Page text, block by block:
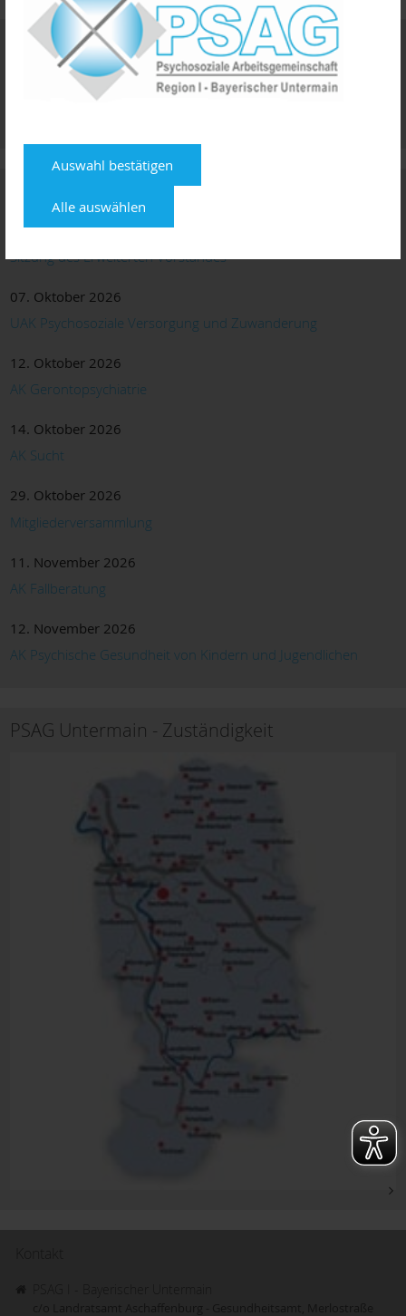
Auswahl bestätigen
Alle auswählen
Vermittlung von Arztterminen und
Psychotherapie
Terminservicestelle der Kassenärztlichen Vereinigung
24. September 2026
Sitzung des Erweiterten Vorstandes
07. Oktober 2026
UAK Psychosoziale Versorgung und Zuwanderung
12. Oktober 2026
AK Gerontopsychiatrie
14. Oktober 2026
AK Sucht
29. Oktober 2026
Mitgliederversammlung
11. November 2026
AK Fallberatung
12. November 2026
AK Psychische Gesundheit von Kindern und Jugendlichen
PSAG Untermain - Zuständigkeit